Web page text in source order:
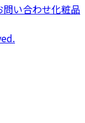
問い合わせ化粧品